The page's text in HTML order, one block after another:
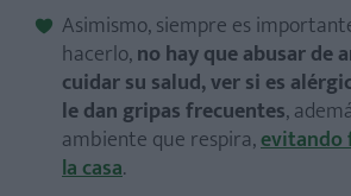
Asimismo, siempre es
hacerlo,no hay que abusar de
cuidar su salud, ver si es
le dan gripas frecuentes,
ambiente que respira,evitando
la casa.